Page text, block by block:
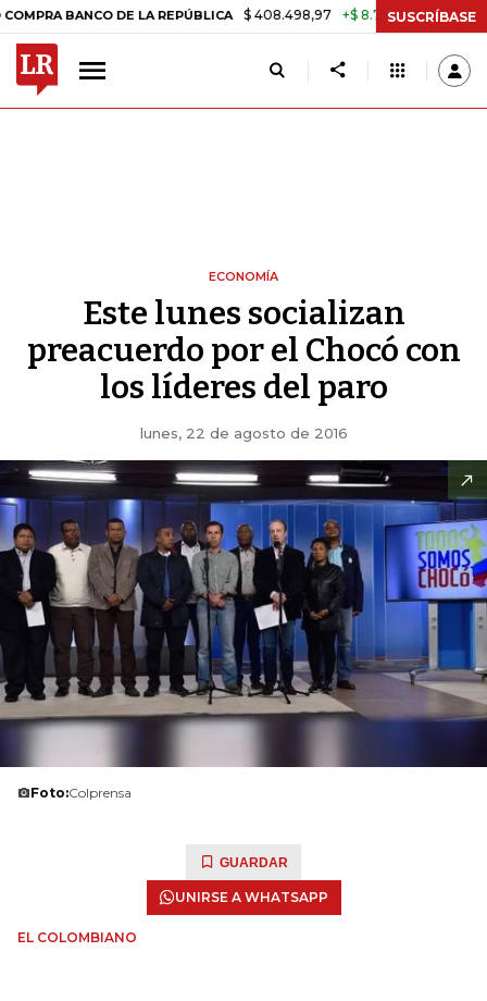
BANCO DE LA REPÚBLICA $ 408.498,97 +$ 8.753,81 +2,19% TASA
SUSCRÍBASE
ECONOMÍA
Este lunes socializan
preacuerdo por el Chocó con
los líderes del paro
lunes, 22 de agosto de 2016
Foto:Colprensa
GUARDAR
UNIRSE A WHATSAPP
EL COLOMBIANO